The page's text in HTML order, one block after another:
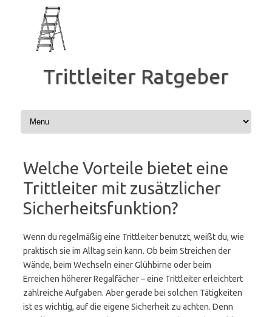
springen
Trittleiter Ratgeber
Welche Vorteile bietet eine
Trittleiter mit zusätzlicher
Sicherheitsfunktion?
Wenn du regelmäßig eine Trittleiter benutzt, weißt du, wie
praktisch sie im Alltag sein kann. Ob beim Streichen der
Wände, beim Wechseln einer Glühbirne oder beim
Erreichen höherer Regalfächer – eine Trittleiter erleichtert
zahlreiche Aufgaben. Aber gerade bei solchen Tätigkeiten
ist es wichtig, auf die eigene Sicherheit zu achten. Denn